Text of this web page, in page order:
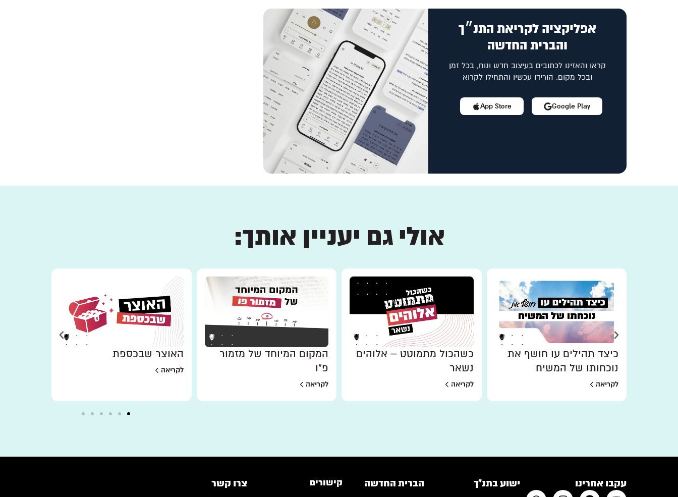
אפליקציה לקריאת התנ״ך
והברית החדשה
קראו והאזינו לכתובים בעיצוב חדש ונוח, בכל זמן
ובכל מקום. הורידו עכשיו והתחילו לקרוא
App Store Google Play
אולי גם יעניין אותך:
כיצד תהילים עו חושף את
נוכחותו של המשיח
לקריאה
כשהכול מתמוטט – אלוהים
נשאר
לקריאה
המקום המיוחד של מזמור
פ"ו
לקריאה
האוצר שבכספת
לקריאה
עקבו אחרינו ישוע בתנ"ך הברית החדשה קישורים צרו קשר